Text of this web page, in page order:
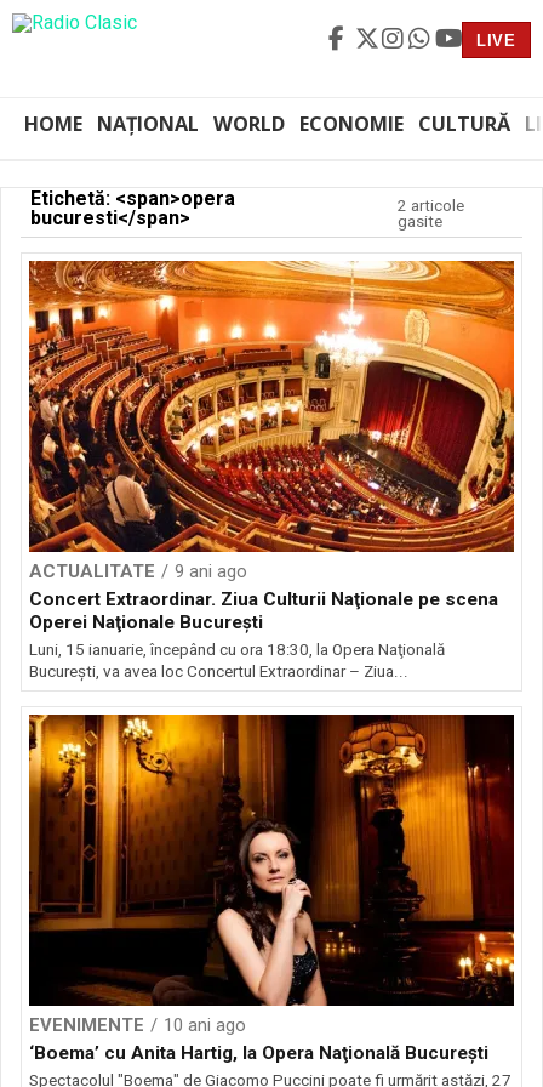
LIVE
HOME NAȚIONAL WORLD ECONOMIE CULTURĂ
Etichetă: <span>opera
bucuresti</span>
2 articole
gasite
ACTUALITATE
9 ani ago
Concert Extraordinar. Ziua Culturii Naţionale pe scena
Operei Naţionale Bucureşti
Luni, 15 ianuarie, începând cu ora 18:30, la Opera Naţională
Bucureşti, va avea loc Concertul Extraordinar – Ziua...
EVENIMENTE
10 ani ago
‘Boema’ cu Anita Hartig, la Opera Naţională Bucureşti
Spectacolul "Boema" de Giacomo Puccini poate fi urmărit astăzi, 27